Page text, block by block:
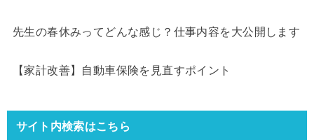
先生の春休みってどんな感じ？仕事内容を大公開します
【家計改善】自動車保険を見直すポイント
サイト内検索はこちら